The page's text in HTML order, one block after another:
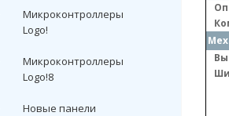
Микроконтроллеры
Logo!
Микроконтроллеры
Logo!8
Новые панели